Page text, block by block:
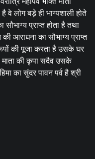
वे लोग बड़े ही भाग्यशाली होते
प्राप्त होता है तथा
की आराधना का सौभाग्य प्राप्त
की पूजा करता है उसके घर
माता की कृपा सदैव उसके
का सुंदर पावन पर्व है श्री